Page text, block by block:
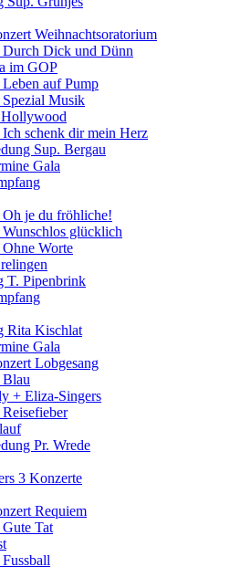
Weihnachtsoratorium
Durch Dick und Dünn
im GOP
auf Pump
Spezial Musik
Ich schenk dir mein Herz
Sup. Bergau
Gala
Oh je du fröhliche!
Wunschlos glücklich
Worte
T. Pipenbrink
Rita Kischlat
Gala
Lobgesang
Blau
+ Eliza-Singers
Pr. Wrede
3 Konzerte
Requiem
Tat